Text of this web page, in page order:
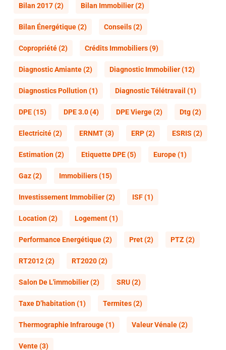
Bilan 2017(2) Bilan Immobilier(2)
Bilan Énergétique(2) Conseils(2)
Copropriété(2) Crédits Immobiliers(9)
Diagnostic Amiante(2) Diagnostic Immobilier(12)
Diagnostics Pollution(1) Diagnostic Télétravail (1)
DPE(15) DPE 3.0(4) DPE Vierge(2) Dtg(2)
Electricité(2) ERNMT(3) ERP(2) ESRIS (2)
Estimation(2) Etiquette DPE(5) Europe(1)
Gaz(2) Immobiliers(15)
Investissement Immobilier(2) ISF(1)
Location(2) Logement(1)
Performance Energétique(2) Pret(2) PTZ (2)
RT2012(2) RT2020(2)
Salon De L'immobilier(2) SRU(2)
Taxe D’habitation(1) Termites(2)
Thermographie Infrarouge(1) Valeur Vénale(2)
Vente(3)